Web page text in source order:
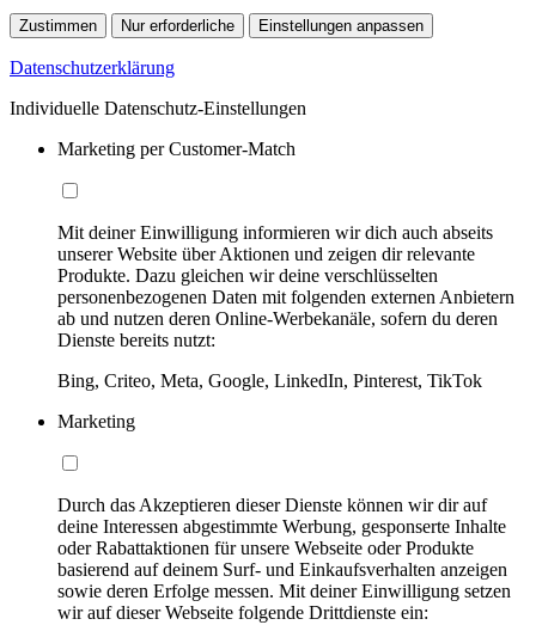
Zustimmen Nur erforderliche Einstellungen anpassen
Datenschutzerklärung
Individuelle Datenschutz-Einstellungen
Marketing per Customer-Match
Mit deiner Einwilligung informieren wir dich auch abseits
unserer Website über Aktionen und zeigen dir relevante
Produkte. Dazu gleichen wir deine verschlüsselten
personenbezogenen Daten mit folgenden externen Anbietern
ab und nutzen deren Online-Werbekanäle, sofern du deren
Dienste bereits nutzt:
Bing, Criteo, Meta, Google, LinkedIn, Pinterest, TikTok
Marketing
Durch das Akzeptieren dieser Dienste können wir dir auf
deine Interessen abgestimmte Werbung, gesponserte Inhalte
oder Rabattaktionen für unsere Webseite oder Produkte
basierend auf deinem Surf- und Einkaufsverhalten anzeigen
sowie deren Erfolge messen. Mit deiner Einwilligung setzen
wir auf dieser Webseite folgende Drittdienste ein: